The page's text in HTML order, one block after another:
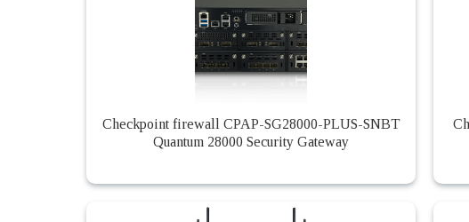
Checkpoint firewall CPAP-SG28000-PLUS-SNBT
Quantum 28000 Security Gateway